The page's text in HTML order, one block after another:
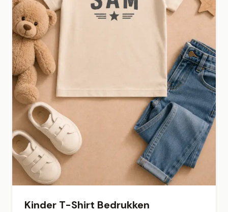
Kinder T-Shirt Bedrukken